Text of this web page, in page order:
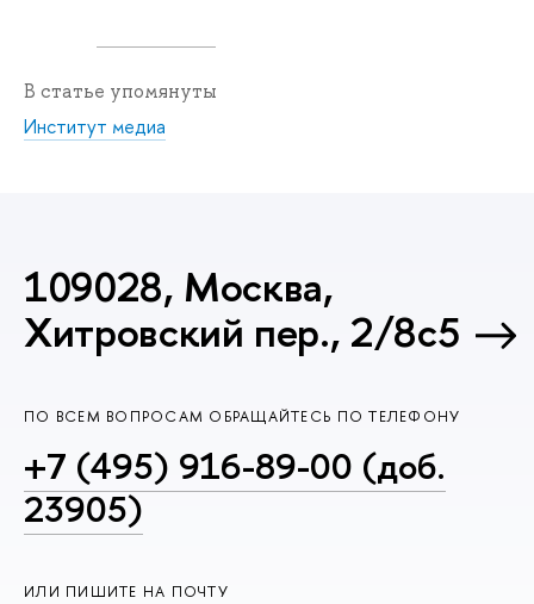
В статье упомянуты
Институт медиа
109028, Москва,
Хитровский пер., 2/8с5
ПО ВСЕМ ВОПРОСАМ ОБРАЩАЙТЕСЬ ПО ТЕЛЕФОНУ
+7 (495) 916-89-00 (доб.
23905)
ИЛИ ПИШИТЕ НА ПОЧТУ